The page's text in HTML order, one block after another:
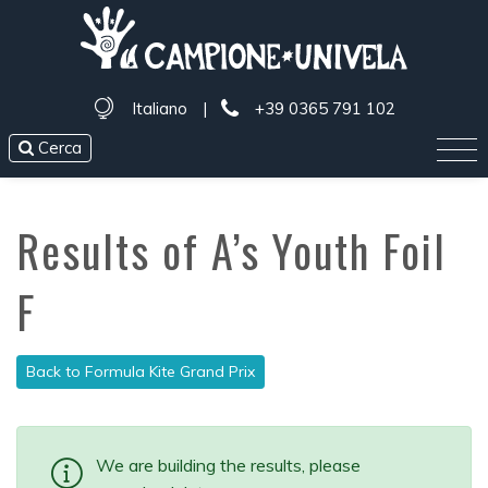
Italiano |
+39 0365 791 102
Cerca
Results of A’s Youth Foil
F
Back to Formula Kite Grand Prix
We are building the results, please